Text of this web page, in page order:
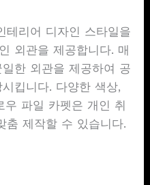
테리어 디자인 스타일을
외관을 제공합니다. 매
한 외관을 제공하여 공
킵니다. 다양한 색상,
우 파일 카펫은 개인 취
춤 제작할 수 있습니다.